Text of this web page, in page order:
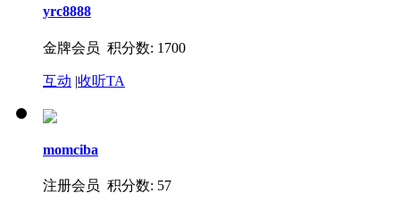
yrc8888
金牌会员 积分数: 1700
互动 |收听TA
momciba
注册会员 积分数: 57